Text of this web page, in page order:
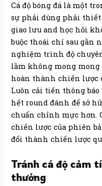
Cá độ bóng đá là một
sự phải dùng phải
giao lưu and học hỏi
buộc thoái chí sau gần
nghiệm trình độ
lầm không mong
hoàn thành chiến lược
Luôn cải tiến thông báo
hết round đánh để sở
chuẩn chỉnh mực hơn.
chiến lược của phiên
đổi thành chiến lược
Tránh cá độ cảm
thưởng